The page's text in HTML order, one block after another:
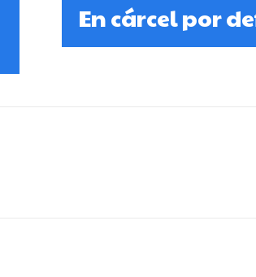
En cárcel por